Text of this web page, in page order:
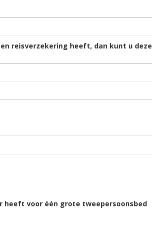
reisverzekering heeft, dan kunt u deze
heeft voor één grote tweepersoonsbed